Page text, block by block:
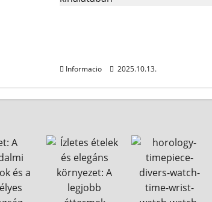
Informacio 2025.10.13.